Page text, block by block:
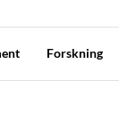
Forskning